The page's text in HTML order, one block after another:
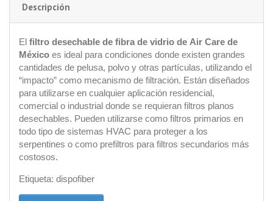
Descripción
El filtro desechable de fibra de vidrio de Air Care de
México es ideal para condiciones donde existen grandes
cantidades de pelusa, polvo y otras partículas, utilizando el
“impacto” como mecanismo de filtración. Están diseñados
para utilizarse en cualquier aplicación residencial,
comercial o industrial donde se requieran filtros planos
desechables. Pueden utilizarse como filtros primarios en
todo tipo de sistemas HVAC para proteger a los
serpentines o como prefiltros para filtros secundarios más
costosos.
Etiqueta: dispofiber